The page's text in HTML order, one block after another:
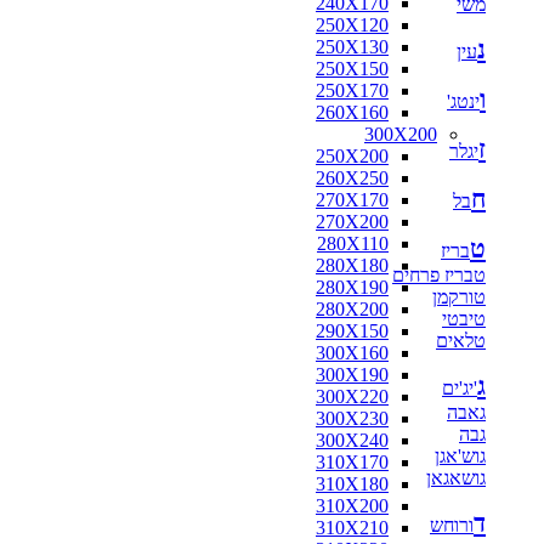
250X120
250X130
250X150
250X170
260X160
300X200
250X200
260X250
270X170
270X200
280X110
280X180
280X190
280X200
290X150
300X160
300X190
300X220
300X230
300X240
310X170
310X180
310X200
310X210
משי
נעין
וינטג'
זיגלר
חבל
טבריז
טבריז פרחים
טורקמן
טיבטי
טלאים
ג'יג'ים
גאבה
גבה
גוש'אגן
גושאגאן
דורוחש
160X160
170X120
170X125
170X160
180X110
180X115
180X120
180X130
180X140
180X160
180X180
190X130
200X100
200X130
200X140
200X150
200X80
210X130
210X140
210X240
216X250
220X100
220X110
220X120
220X130